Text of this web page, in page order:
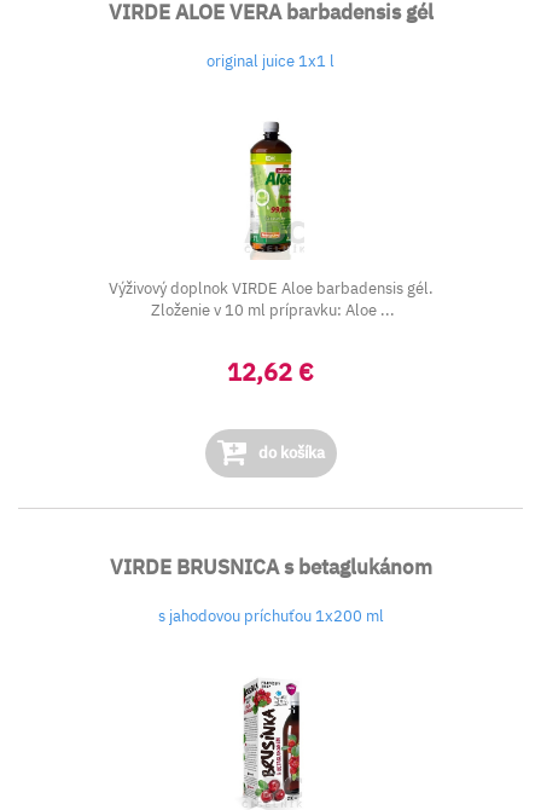
VIRDE ALOE VERA barbadensis gél
original juice 1x1 l
Výživový doplnok VIRDE Aloe barbadensis gél.
Zloženie v 10 ml prípravku: Aloe ...
12,62 €
do košíka
VIRDE BRUSNICA s betaglukánom
s jahodovou príchuťou 1x200 ml